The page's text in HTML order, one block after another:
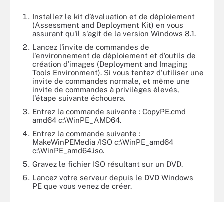
Installez le kit d’évaluation et de déploiement
(Assessment and Deployment Kit) en vous
assurant qu'il s'agit de la version Windows 8.1.
Lancez l'invite de commandes de
l'environnement de déploiement et d’outils de
création d’images (Deployment and Imaging
Tools Environment). Si vous tentez d'utiliser une
invite de commandes normale, et même une
invite de commandes à privilèges élevés,
l'étape suivante échouera.
Entrez la commande suivante : CopyPE.cmd
amd64 c:\WinPE_AMD64.
Entrez la commande suivante :
MakeWinPEMedia /ISO c:\WinPE_amd64
c:\WinPE_amd64.iso.
Gravez le fichier ISO résultant sur un DVD.
Lancez votre serveur depuis le DVD Windows
PE que vous venez de créer.